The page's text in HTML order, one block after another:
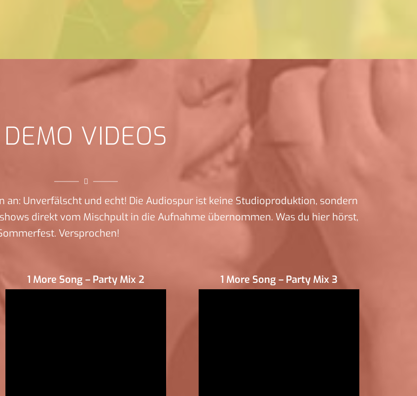
DEMO VIDEOS
an: Unverfälscht und echt! Die Audiospur ist keine Studioproduktion, sondern
direkt vom Mischpult in die Aufnahme übernommen. Was du hier hörst,
Versprochen!
1 More Song – Party Mix 2 1 More Song – Party Mix 3